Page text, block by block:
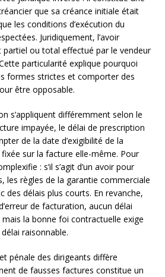
que sa créance initiale était
les conditions d’exécution du
Juridiquement, l’avoir
partiel ou total effectué par le vendeur
particularité explique pourquoi
formes strictes et comporter des
être opposable.
s’appliquent différemment selon le
impayée, le délai de prescription
de la date d’exigibilité de la
sur la facture elle-même. Pour
: s’il s’agit d’un avoir pour
les règles de la garantie commerciale
des délais plus courts. En revanche,
de facturation, aucun délai
mais la bonne foi contractuelle exige
raisonnable.
pénale des dirigeants diffère
de fausses factures constitue un